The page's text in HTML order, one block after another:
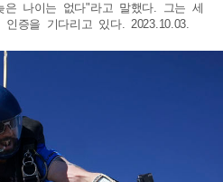
나이는 없다"라고 말했다. 그는 세
증을 기다리고 있다. 2023.10.03.